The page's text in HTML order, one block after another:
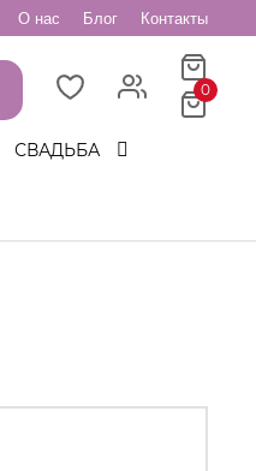
О нас Блог Контакты
0
СВАДЬБА